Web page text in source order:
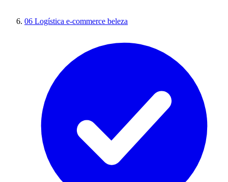
06 Logística e-commerce beleza